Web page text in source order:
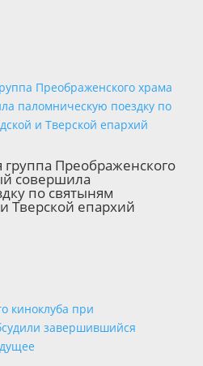
Преображенского
совершила
по святыням
Тверской епархий